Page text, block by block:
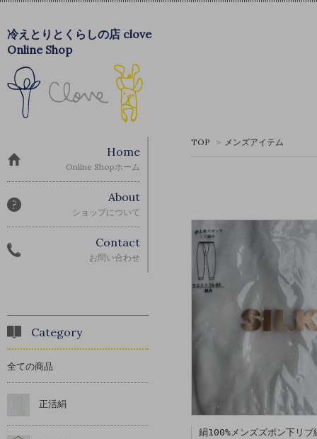
冷えとりとくらしの店 clove
Online Shop
TOP > メンズアイテム
絹100%メンズズボン下リブ
Home
Online Shopホーム
About
ショップについて
Contact
お問い合わせ
Category
全ての商品
正活絹